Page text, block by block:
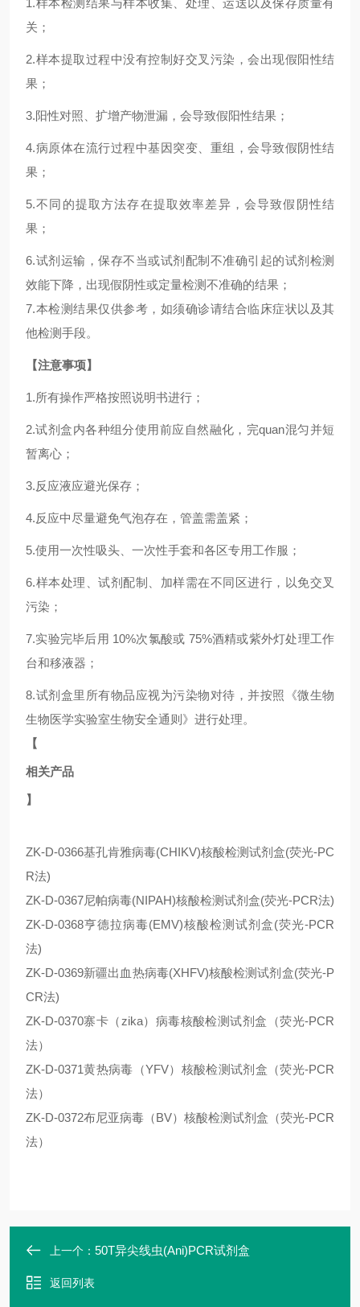
1.样本检测结果与样本收集、处理、运送以及保存质量有
关；
2.样本提取过程中没有控制好交叉污染，会出现假阳性结
果；
3.阳性对照、扩增产物泄漏，会导致假阳性结果；
4.病原体在流行过程中基因突变、重组，会导致假阴性结
果；
5.不同的提取方法存在提取效率差异，会导致假阴性结
果；
6.试剂运输，保存不当或试剂配制不准确引起的试剂检测
效能下降，出现假阴性或定量检测不准确的结果；
7.本检测结果仅供参考，如须确诊请结合临床症状以及其
他检测手段。
【注意事项】
1.所有操作严格按照说明书进行；
2.试剂盒内各种组分使用前应自然融化，完quan混匀并短
暂离心；
3.反应液应避光保存；
4.反应中尽量避免气泡存在，管盖需盖紧；
5.使用一次性吸头、一次性手套和各区专用工作服；
6.样本处理、试剂配制、加样需在不同区进行，以免交叉
污染；
7.实验完毕后用 10%次氯酸或 75%酒精或紫外灯处理工作
台和移液器；
8.试剂盒里所有物品应视为污染物对待，并按照《微生物
生物医学实验室生物安全通则》进行处理。
【
相关产品
】
ZK-D-0366基孔肯雅病毒(CHIKV)核酸检测试剂盒(荧光-PC
R法)
ZK-D-0367尼帕病毒(NIPAH)核酸检测试剂盒(荧光-PCR法)
ZK-D-0368亨德拉病毒(EMV)核酸检测试剂盒(荧光-PCR
法)
ZK-D-0369新疆出血热病毒(XHFV)核酸检测试剂盒(荧光-P
CR法)
ZK-D-0370寨卡（zika）病毒核酸检测试剂盒（荧光-PCR
法）
ZK-D-0371黄热病毒（YFV）核酸检测试剂盒（荧光-PCR
法）
ZK-D-0372布尼亚病毒（BV）核酸检测试剂盒（荧光-PCR
法）
上一个： 50T异尖线虫(Ani)PCR试剂盒
返回列表